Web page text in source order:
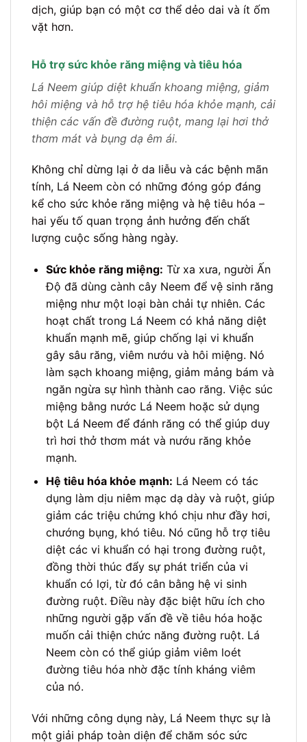
dịch, giúp bạn có một cơ thể dẻo dai và ít ốm
vặt hơn.
Hỗ trợ sức khỏe răng miệng và tiêu hóa
Lá Neem giúp diệt khuẩn khoang miệng, giảm
hôi miệng và hỗ trợ hệ tiêu hóa khỏe mạnh, cải
thiện các vấn đề đường ruột, mang lại hơi thở
thơm mát và bụng dạ êm ái.
Không chỉ dừng lại ở da liễu và các bệnh mãn
tính, Lá Neem còn có những đóng góp đáng
kể cho sức khỏe răng miệng và hệ tiêu hóa –
hai yếu tố quan trọng ảnh hưởng đến chất
lượng cuộc sống hàng ngày.
Sức khỏe răng miệng: Từ xa xưa, người Ấn
Độ đã dùng cành cây Neem để vệ sinh răng
miệng như một loại bàn chải tự nhiên. Các
hoạt chất trong Lá Neem có khả năng diệt
khuẩn mạnh mẽ, giúp chống lại vi khuẩn
gây sâu răng, viêm nướu và hôi miệng. Nó
làm sạch khoang miệng, giảm mảng bám và
ngăn ngừa sự hình thành cao răng. Việc súc
miệng bằng nước Lá Neem hoặc sử dụng
bột Lá Neem để đánh răng có thể giúp duy
trì hơi thở thơm mát và nướu răng khỏe
mạnh.
Hệ tiêu hóa khỏe mạnh: Lá Neem có tác
dụng làm dịu niêm mạc dạ dày và ruột, giúp
giảm các triệu chứng khó chịu như đầy hơi,
chướng bụng, khó tiêu. Nó cũng hỗ trợ tiêu
diệt các vi khuẩn có hại trong đường ruột,
đồng thời thúc đẩy sự phát triển của vi
khuẩn có lợi, từ đó cân bằng hệ vi sinh
đường ruột. Điều này đặc biệt hữu ích cho
những người gặp vấn đề về tiêu hóa hoặc
muốn cải thiện chức năng đường ruột. Lá
Neem còn có thể giúp giảm viêm loét
đường tiêu hóa nhờ đặc tính kháng viêm
của nó.
Với những công dụng này, Lá Neem thực sự là
một giải pháp toàn diện để chăm sóc sức